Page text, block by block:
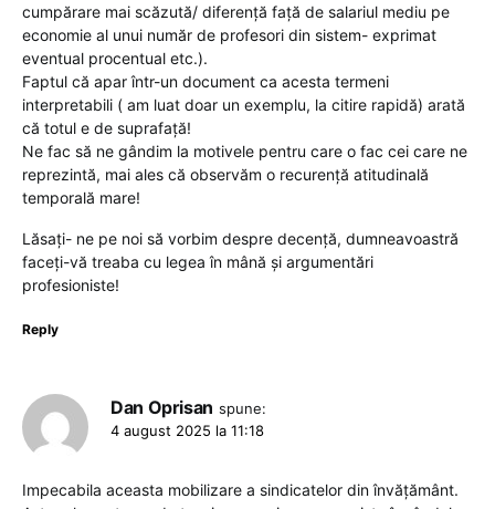
cumpărare mai scăzută/ diferență față de salariul mediu pe
economie al unui număr de profesori din sistem- exprimat
eventual procentual etc.).
Faptul că apar într-un document ca acesta termeni
interpretabili ( am luat doar un exemplu, la citire rapidă) arată
că totul e de suprafață!
Ne fac să ne gândim la motivele pentru care o fac cei care ne
reprezintă, mai ales că observăm o recurență atitudinală
temporală mare!
Lăsați- ne pe noi să vorbim despre decență, dumneavoastră
faceți-vă treaba cu legea în mână și argumentări
profesioniste!
Reply
Dan Oprisan spune:
4 august 2025 la 11:18
Impecabila aceasta mobilizare a sindicatelor din învățământ.